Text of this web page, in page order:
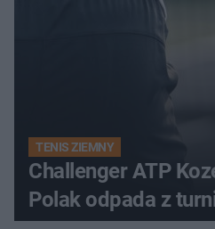
TENIS ZIEMNY
Challenger ATP
Polak odpada z